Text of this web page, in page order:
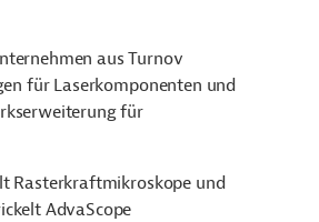
aus Turnov
für Laserkomponenten und
für
Rasterkraftmikroskope und
AdvaScope